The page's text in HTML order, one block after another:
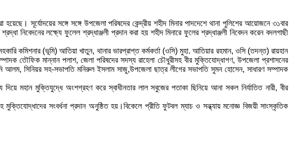
সূর্যোদয়ের সঙ্গে সঙ্গে উপজেলা পরিষদের কেন্দ্রীয় শহীদ মিনার পাদদেশে থানা পুলিশের আয়োজনে ৩১বার
নিবেদনের লক্ষ্যে ফুলেল শ্রদ্ধাঞ্জলী প্রদান করা হয় শহীদ মিনারে ফুলের শ্রদ্ধাঞ্জলী নিবেদন করেন বদলগাছী
কমিশনার (ভূমি) আতিয়া খাতুন, থানার ভারপ্রাপ্ত কর্মকর্তা (ওসি) মুহা. আতিয়ার রহমান, ওসি (তদন্ত) রায়হান
তৌফিক মান্নান পলাশ, জেলা পরিষদের সদস্য রাহেলা চৌধুরীসহ বীর মুক্তিযোদ্ধাগণ, উপজেলা প্রশাসনের
আলম, সিনিয়র সহ-সভাপতি মনিরুল ইসলাম সাজু,উপজেলা ছাত্র লীগের সভাপতি সুমন হোসেন, সাধারণ সম্পাদক
মহান মুক্তিযুদ্ধে অংশগ্রহণ করে স্বাধীনতার লাল সবুজের পতাকা ছিনিয়ে আনা সকল নির্যাতিত নারী, বীর
মুক্তিযোদ্ধাদের সংবর্ধনা প্রদান অনুষ্ঠিত হয়।বিকেলে প্রীতি ফুটবল ম্যাচ ও সন্ধ্যায় মনোজ্ঞ বিজয়ী সাংস্কৃতিক